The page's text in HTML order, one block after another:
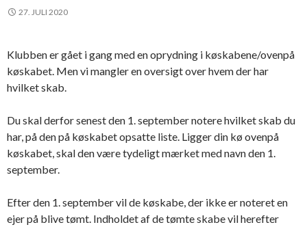
27. JULI 2020
Klubben er gået i gang med en oprydning i køskabene/ovenpå
køskabet. Men vi mangler en oversigt over hvem der har
hvilket skab.
Du skal derfor senest den 1. september notere hvilket skab du
har, på den på køskabet opsatte liste. Ligger din kø ovenpå
køskabet, skal den være tydeligt mærket med navn den 1.
september.
Efter den 1. september vil de køskabe, der ikke er noteret en
ejer på blive tømt. Indholdet af de tømte skabe vil herefter